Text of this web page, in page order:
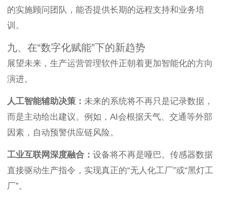
的实施顾问团队，能否提供长期的远程支持和业务培
训。
九、在“数字化赋能”下的新趋势
展望未来，生产运营管理软件正朝着更加智能化的方向
演进。
人工智能辅助决策： 未来的系统将不再只是记录数据，
而是主动给出建议。例如，AI会根据天气、交通等外部
因素，自动预警供应链风险。
工业互联网深度融合： 设备将不再是哑巴。传感器数据
直接驱动生产指令，实现真正的“无人化工厂”或“黑灯工
厂”。